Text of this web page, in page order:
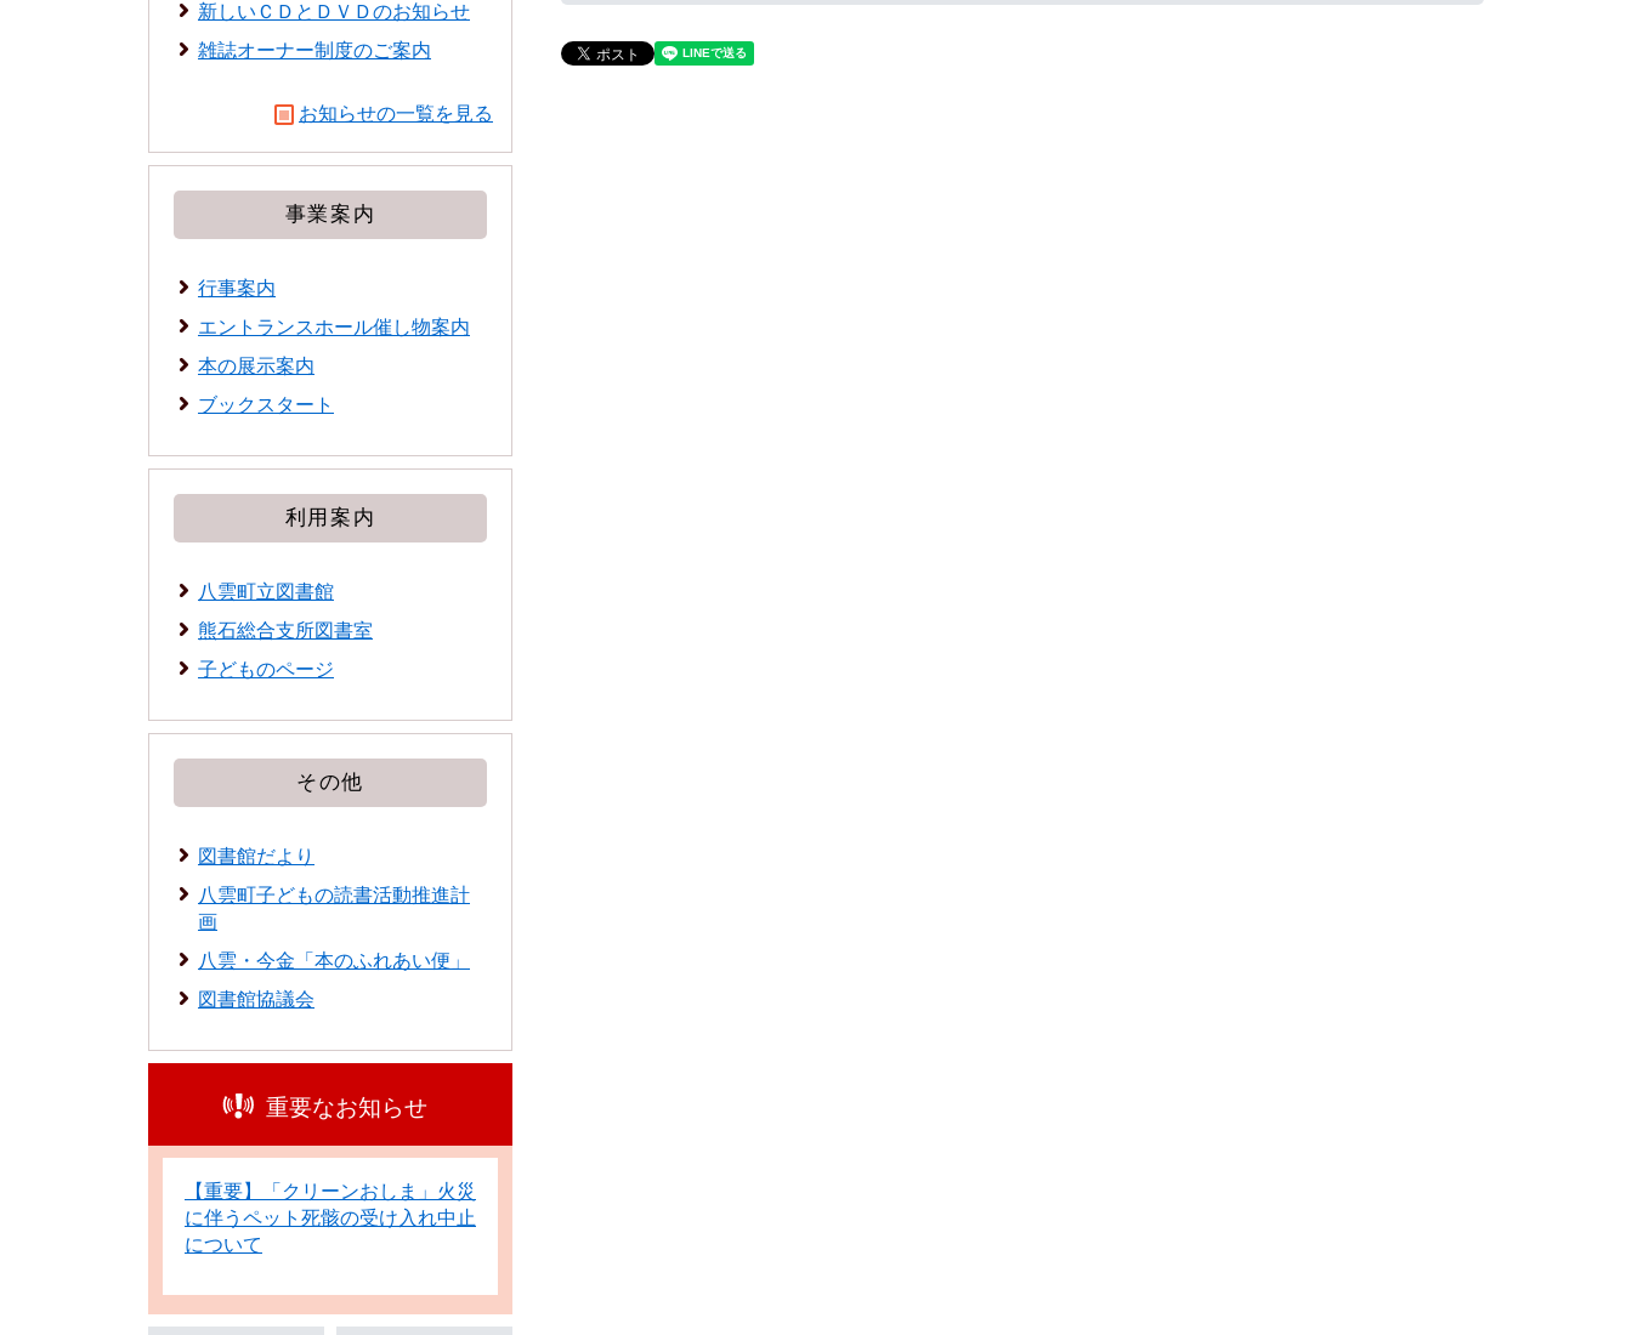
新しいＣＤとＤＶＤのお知らせ
雑誌オーナー制度のご案内
お知らせの一覧を見る
事業案内
行事案内
エントランスホール催し物案内
本の展示案内
ブックスタート
利用案内
八雲町立図書館
熊石総合支所図書室
子どものページ
その他
図書館だより
八雲町子どもの読書活動推進計
画
八雲・今金「本のふれあい便」
図書館協議会
重要なお知らせ
【重要】「クリーンおしま」火災
に伴うペット死骸の受け入れ中止
について